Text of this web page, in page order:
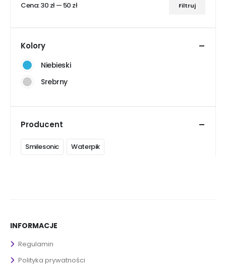
Filtruj
Cena:30 zł— 50 zł
Kolory
Niebieski
Srebrny
Producent
Smilesonic Waterpik
INFORMACJE
Regulamin
Polityka prywatności